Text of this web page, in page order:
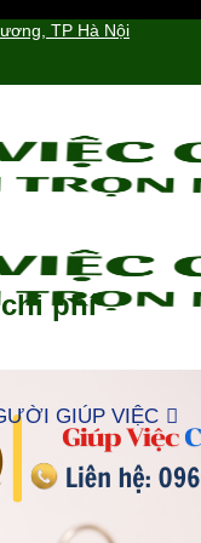
TP Hà Nội
GIÚP VIỆC
phí